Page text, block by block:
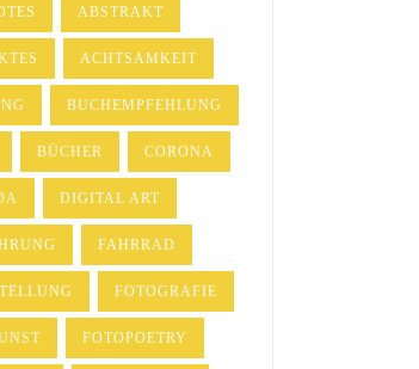
ABSTRAKT
ACHTSAMKEIT
BUCHEMPFEHLUNG
BÜCHER CORONA
DIGITAL ART
FAHRRAD
FOTOGRAFIE
FOTOPOETRY